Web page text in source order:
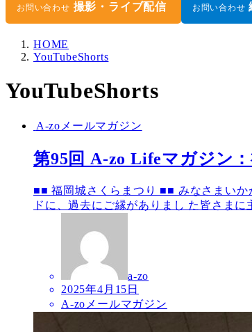
お問い合わせ 撮影・ライブ配信 お問い合わせ
HOME
YouTubeShorts
YouTubeShorts
A-zoメールマガジン
第95回 A-zo Lifeマガジン
■■ 福岡城さくらまつり ■■ みなさまい
ドに、過去にご縁がありまし た皆さま
a-zo
2025年4月15日
A-zoメールマガジン